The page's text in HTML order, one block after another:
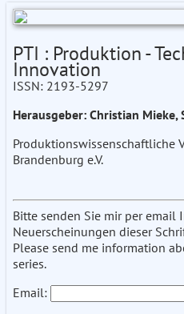
PTI : Produktion -
Innovation
ISSN: 2193-5297
Herausgeber: Christian Mieke,
Produktionswissenschaftliche
Brandenburg e.V.
Bitte senden Sie mir per email
Neuerscheinungen dieser
Please send me information
series.
Email: